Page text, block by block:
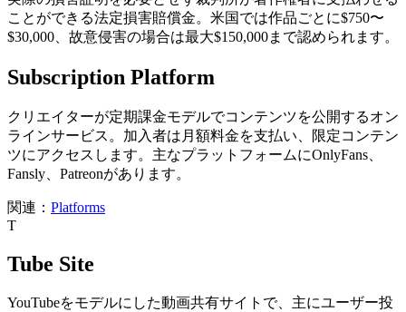
ことができる法定損害賠償金。米国では作品ごとに$750〜
$30,000、故意侵害の場合は最大$150,000まで認められます。
Subscription Platform
クリエイターが定期課金モデルでコンテンツを公開するオン
ラインサービス。加入者は月額料金を支払い、限定コンテン
ツにアクセスします。主なプラットフォームにOnlyFans、
Fansly、Patreonがあります。
関連： Platforms
T
Tube Site
YouTubeをモデルにした動画共有サイトで、主にユーザー投